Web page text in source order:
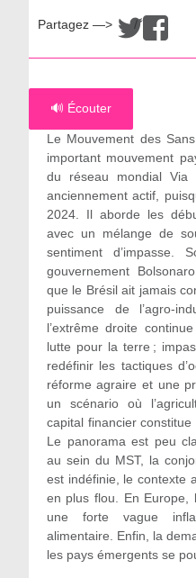
Partagez —> /
🔊 Écouter
Le Mouvement des
important mouvement
du réseau mondial Via
anciennement actif,
2024. Il aborde les
avec un mélange de
sentiment
gouvernement
que le Brésil ait jamais
puissance de l’agro-
l’extrême droite
lutte pour la terre ;
redéfinir les tactiques
réforme agraire et une
un scénario où
capital financier
Le panorama est peu
au sein du MST, la
est indéfinie, le contexte
en plus flou. En Europe,
une forte vague
alimentaire. Enfin, la
les pays émergents se